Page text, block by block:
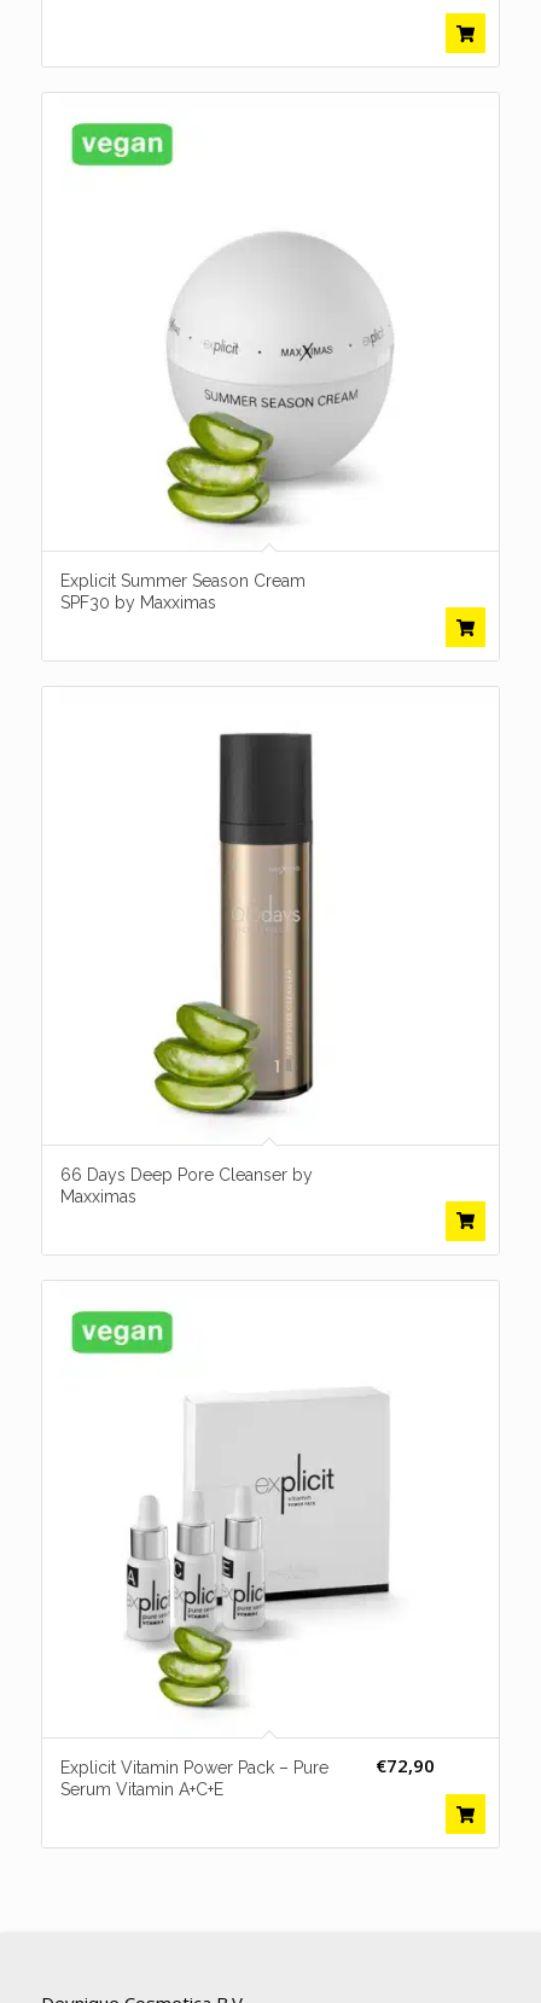
Explicit Summer Season Cream
SPF30 by Maxximas
66 Days Deep Pore Cleanser by
Maxximas
Explicit Vitamin Power Pack – Pure
Serum Vitamin A+C+E
€72,90